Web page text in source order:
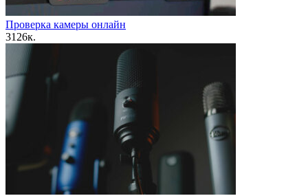
Проверка камеры онлайн
3126к.